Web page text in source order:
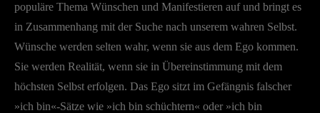
populäre Thema Wünschen und Manifestieren auf und bringt es
in Zusammenhang mit der Suche nach unserem wahren Selbst.
Wünsche werden selten wahr, wenn sie aus dem Ego kommen.
Sie werden Realität, wenn sie in Übereinstimmung mit dem
höchsten Selbst erfolgen. Das Ego sitzt im Gefängnis falscher
»ich bin«-Sätze wie »ich bin schüchtern« oder »ich bin